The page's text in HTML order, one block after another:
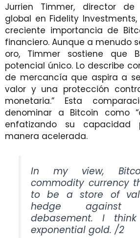
Jurrien Timmer, director de
global en Fidelity
creciente importancia de
financiero. Aunque a menudo
oro, Timmer sostiene que
potencial único. Lo describe
de mercancía que aspira a
valor y una protección
monetaria.” Esta
denominar a Bitcoin como
enfatizando su
manera acelerada.
In my view,
commodity currency
to be a store of
hedge against
debasement. I
exponential gold. /2